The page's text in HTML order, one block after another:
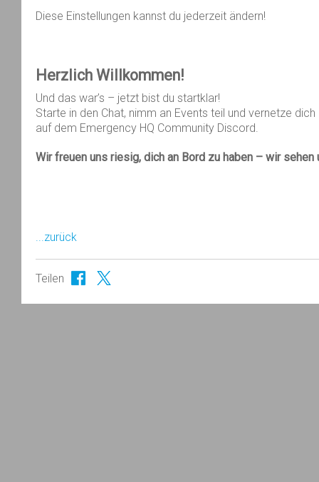
Diese Einstellungen kannst du jederzeit ändern!
Herzlich Willkommen!
Und das war’s – jetzt bist du startklar!
Starte in den Chat, nimm an Events teil und vernetze
auf dem Emergency HQ Community Discord.
Wir freuen uns riesig, dich an Bord zu haben – wir sehen
...zurück
Teilen